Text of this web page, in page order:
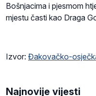
Bošnjacima i pjesmom
mjestu časti kao Draga
Izvor: Đakovačko-
Najnovije vijesti